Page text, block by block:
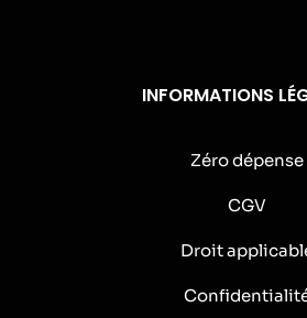
INFORMATIONS
Zéro dépense
CGV
Droit